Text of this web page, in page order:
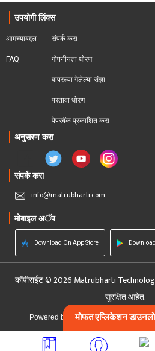
उपयोगी लिंक्स
आमच्याबद्दल
FAQ
संपर्क करा
गोपनीयता धोरण
वापरल्या गेलेल्या संज्ञा
परतावा धोरण
पेपरबॅक प्रकाशित करा
अनुसरण करा
संपर्क करा
info@matrubharti.com
मोबाइल अॅप
Download On App Store
कॉपीराईट © 2026 Matrubharti
सुरक्षित आहेत.
Powered by : Custom Software
मोफत एप्लिकेशन